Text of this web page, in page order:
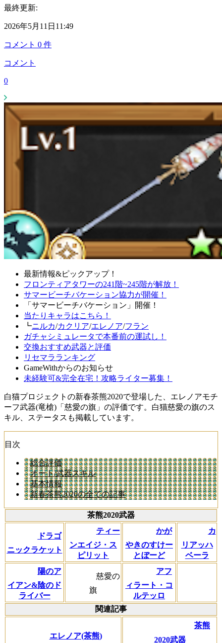
最終更新:
2026年5月11日11:49
コメント 0 件
コメント
0
最新情報&ピックアップ！
フロンティアタワーの241階~245階が解放！
サマービーチバケーション協力が開催！
「サマービーチバケーション」開催！
当たりキャラはこちら！
┗ニルカ/カクリア/エレノア/フラン
ガチャシミュレータで本番前の運試し！
交換おすすめ武器と評価
リセマラランキング
GameWithからのお知らせ
未経験可&完全在宅！攻略ライター募集！
白猫プロジェクトの新春茶熊2020で登場した、エレノアモチ
ーフ武器(竜槍)「慈愛の旗」の評価です。白猫慈愛の旗のス
キル、ステータスも掲載しています。
目次
総合評価
オート/武器スキル
基本情報
新春茶熊2020の全ての記事
茶熊2020武器
ドラゴ
ニックラケット
ティー
ンエイジ・ス
ピリット
かが
やきのすけー
とぼーど
カ
リアッハ
ベーラ
陽のア
イアン&陰のド
ライバー
慈愛の
旗
アフ
ィラート・コ
ルテッロ
関連記事
エレノア(茶熊)
茶熊
2020武器